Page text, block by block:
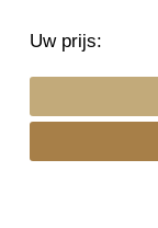
Uw prijs: